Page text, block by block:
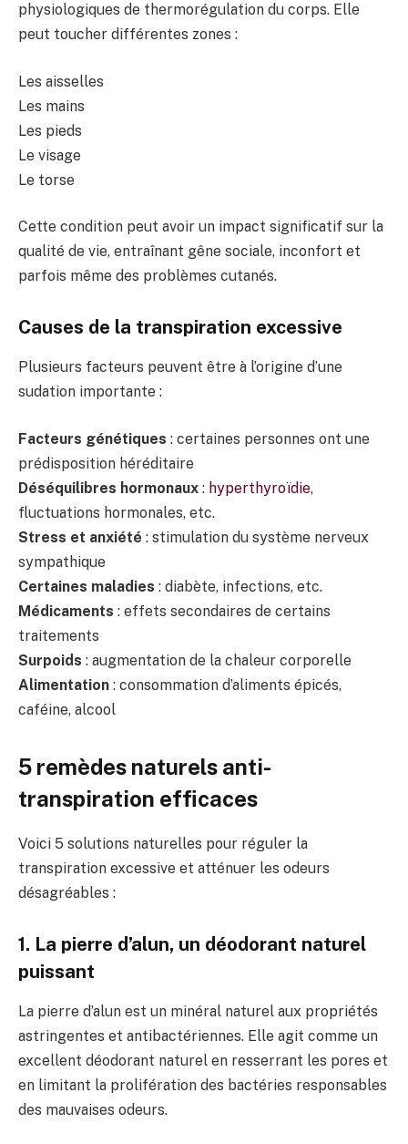
physiologiques de thermorégulation du corps. Elle
peut toucher différentes zones :
Les aisselles
Les mains
Les pieds
Le visage
Le torse
Cette condition peut avoir un impact significatif sur la
qualité de vie, entraînant gêne sociale, inconfort et
parfois même des problèmes cutanés.
Causes de la transpiration excessive
Plusieurs facteurs peuvent être à l’origine d’une
sudation importante :
Facteurs génétiques : certaines personnes ont une
prédisposition héréditaire
Déséquilibres hormonaux : hyperthyroïdie,
fluctuations hormonales, etc.
Stress et anxiété : stimulation du système nerveux
sympathique
Certaines maladies : diabète, infections, etc.
Médicaments : effets secondaires de certains
traitements
Surpoids : augmentation de la chaleur corporelle
Alimentation : consommation d’aliments épicés,
caféine, alcool
5 remèdes naturels anti-
transpiration efficaces
Voici 5 solutions naturelles pour réguler la
transpiration excessive et atténuer les odeurs
désagréables :
1. La pierre d’alun, un déodorant naturel
puissant
La pierre d’alun est un minéral naturel aux propriétés
astringentes et antibactériennes. Elle agit comme un
excellent déodorant naturel en resserrant les pores et
en limitant la prolifération des bactéries responsables
des mauvaises odeurs.